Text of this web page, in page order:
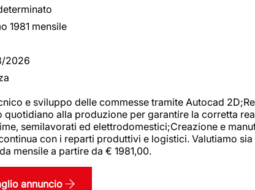
1981 mensile
2026
e sviluppo delle commesse tramite Autocad
alla produzione per garantire la corretta
semilavorati ed elettrodomestici;Creazione e
con i reparti produttivi e logistici. Valutiamo
mensile a partire da € 1981,00.
annuncio